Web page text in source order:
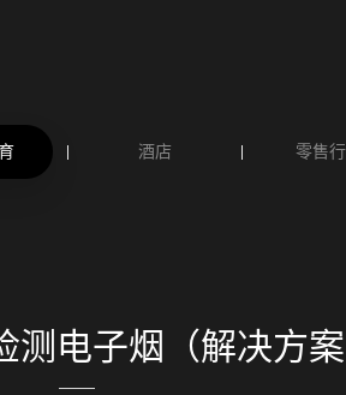
酒店 零售
测电子烟（解决方